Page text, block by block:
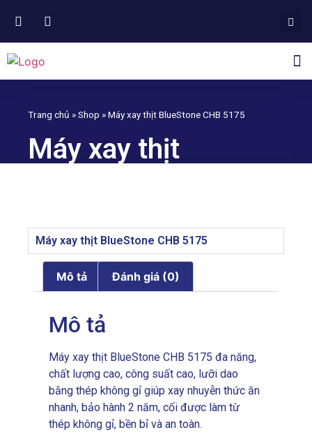
Trang chủ »Shop »Máy xay thịt BlueStone CHB 5175
Máy xay thịt
Máy xay thịt BlueStone CHB 5175
Mô tả Đánh giá (0)
Mô tả
Máy xay thịt BlueStone CHB 5175 đa năng,
chất lượng cao, công suất cao, lưỡi dao
bằng thép không gỉ giúp xay nhuyễn thức ăn
nhanh, bảo hành 2 năm, cối được làm từ
thép không gỉ, bền bỉ và an toàn.